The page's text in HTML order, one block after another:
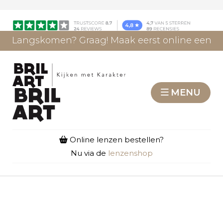
Langskomen? Graag! Maak eerst online een
MENU
Online lenzen bestellen?
Nu via de lenzenshop